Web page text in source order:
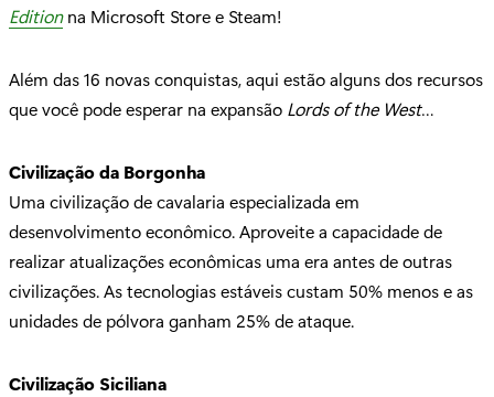
Editionna Microsoft Store e Steam!
Além das 16 novas conquistas, aqui estão alguns dos recursos
que você pode esperar na expansão Lords of the West…
Civilização da Borgonha
Uma civilização de cavalaria especializada em
desenvolvimento econômico. Aproveite a capacidade de
realizar atualizações econômicas uma era antes de outras
civilizações. As tecnologias estáveis ​​custam 50% menos e as
unidades de pólvora ganham 25% de ataque.
Civilização Siciliana